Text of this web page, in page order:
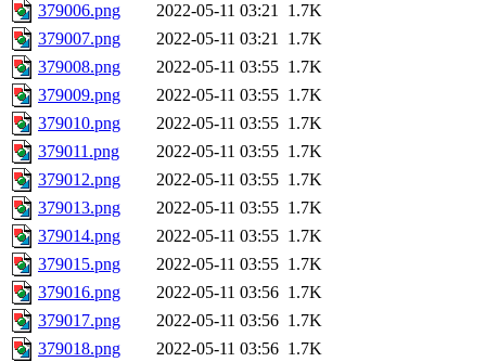
379006.png
2022-05-11 03:21 1.7K
379007.png
2022-05-11 03:21 1.7K
379008.png
2022-05-11 03:55 1.7K
379009.png
2022-05-11 03:55 1.7K
379010.png
2022-05-11 03:55 1.7K
379011.png
2022-05-11 03:55 1.7K
379012.png
2022-05-11 03:55 1.7K
379013.png
2022-05-11 03:55 1.7K
379014.png
2022-05-11 03:55 1.7K
379015.png
2022-05-11 03:55 1.7K
379016.png
2022-05-11 03:56 1.7K
379017.png
2022-05-11 03:56 1.7K
379018.png
2022-05-11 03:56 1.7K